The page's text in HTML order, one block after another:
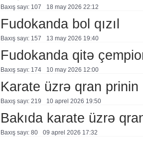
Baxış sayı: 107 18 may 2026 22:12
Fudokanda bol qızıl
Baxış sayı: 157 13 may 2026 19:40
Fudokanda qitə
Baxış sayı: 174 10 may 2026 12:00
Karate üzrə qran prinin
Baxış sayı: 219 10 aprel 2026 19:50
Bakıda karate üzrə
Baxış sayı: 80 09 aprel 2026 17:32